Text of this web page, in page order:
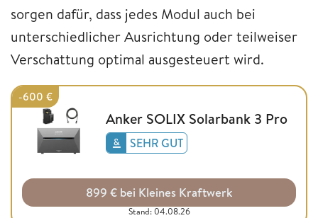
sorgen dafür, dass jedes Modul auch bei
unterschiedlicher Ausrichtung oder teilweiser
Verschattung optimal ausgesteuert wird.
-600 €
Anker SOLIX Solarbank 3 Pro
SEHR GUT
899 € bei Kleines Kraftwerk
Stand: 04.08.26